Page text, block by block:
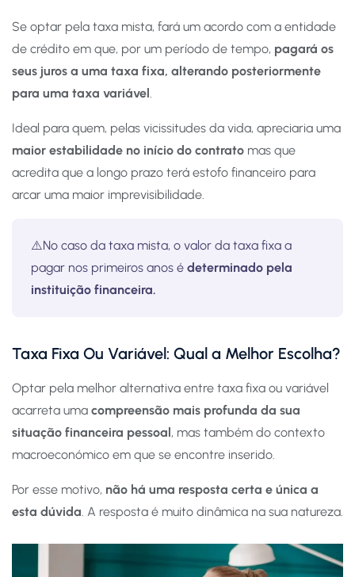
Se optar pela taxa mista, fará um acordo com a entidade
de crédito em que, por um período de tempo, pagará os
seus juros a uma taxa fixa, alterando posteriormente
para uma taxa variável.
Ideal para quem, pelas vicissitudes da vida, apreciaria uma
maior estabilidade no início do contrato mas que
acredita que a longo prazo terá estofo financeiro para
arcar uma maior imprevisibilidade.
⚠️No caso da taxa mista, o valor da taxa fixa a
pagar nos primeiros anos é determinado pela
instituição financeira.
Taxa Fixa Ou Variável: Qual a Melhor Escolha?
Optar pela melhor alternativa entre taxa fixa ou variável
acarreta uma compreensão mais profunda da sua
situação financeira pessoal, mas também do contexto
macroeconómico em que se encontre inserido.
Por esse motivo, não há uma resposta certa e única a
esta dúvida. A resposta é muito dinâmica na sua natureza.